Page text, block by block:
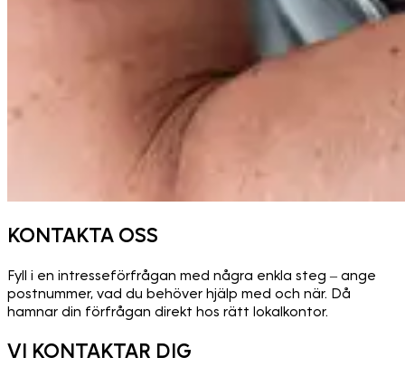
KONTAKTA OSS
Fyll i en intresseförfrågan med några enkla steg – ange
postnummer, vad du behöver hjälp med och när. Då
hamnar din förfrågan direkt hos rätt lokalkontor.
VI KONTAKTAR DIG